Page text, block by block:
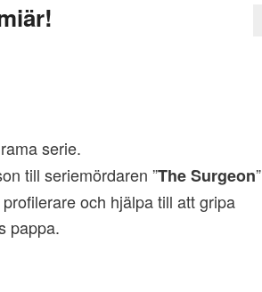
serie.
till seriemördaren ”The Surgeon”
och hjälpa till att gripa
pappa.